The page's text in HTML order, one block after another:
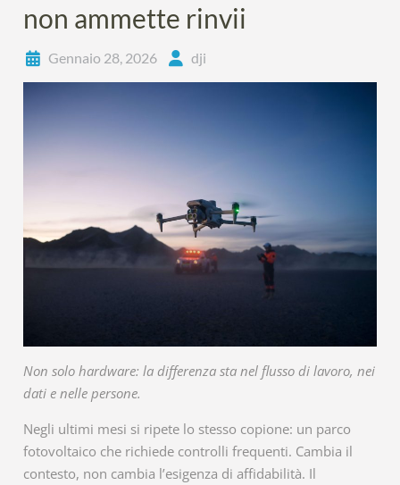
non ammette rinvii
Gennaio 28, 2026 dji
Non solo hardware: la differenza sta nel flusso di lavoro, nei
dati e nelle persone.
Negli ultimi mesi si ripete lo stesso copione: un parco
fotovoltaico che richiede controlli frequenti. Cambia il
contesto, non cambia l’esigenza di affidabilità. Il